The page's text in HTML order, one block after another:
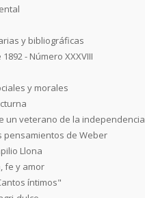
y bibliográficas
- Número XXXVIII
y morales
un veterano de la independencia
pensamientos de Weber
Llona
fe y amor
íntimos"